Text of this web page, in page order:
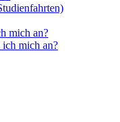
mich an?
mich an?